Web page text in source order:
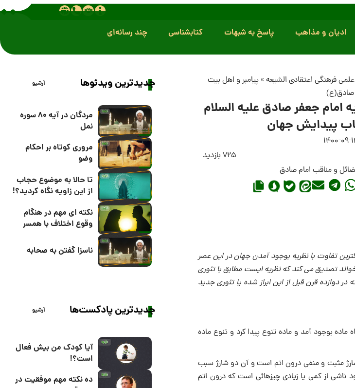
ادیان و مذاهب پاسخ به شبهات کتابشناسی چند رسانه‌ای
علمی فرهنگی اعتقادی الشیعه »پیامبر و اهل بیت
صادق(ع)
امام جعفر صادق علیه السلام
پیدایش جهان
1400-09-
725 بازدید
و مناقب امام صادق
تفاوت با نظریه بوجود آمدن جهان در این عصر
تصدیق می کند که نظریه ایست مطابق با تئوری
در دوازده قرن قبل از این ابراز شده یا تئوری جدید
بوجود آمد و ماده تنوع پیدا کرد و تنوع ماده
مثبت و منفی درون اتم است و آن دو شارژ سبب
ناشی از کمی یا زیادی چیزهائی است که درون اتم
جدیدترین ویدئوها آرشیو
مردگان در آیه 80 سوره
نمل
مروری کوتاه بر احکام
وضو
تا حالا به موضوع حجاب
از این زاویه نگاه کردید؟!
نکته ای مهم در هنگام
وقوع اختلاف با همسر
ناسزا گفتن به صحابه
جدیدترین پادکست‌ها آرشیو
آیا کودک من بیش فعال
است؟!
ده نکته مهم موفقیت در